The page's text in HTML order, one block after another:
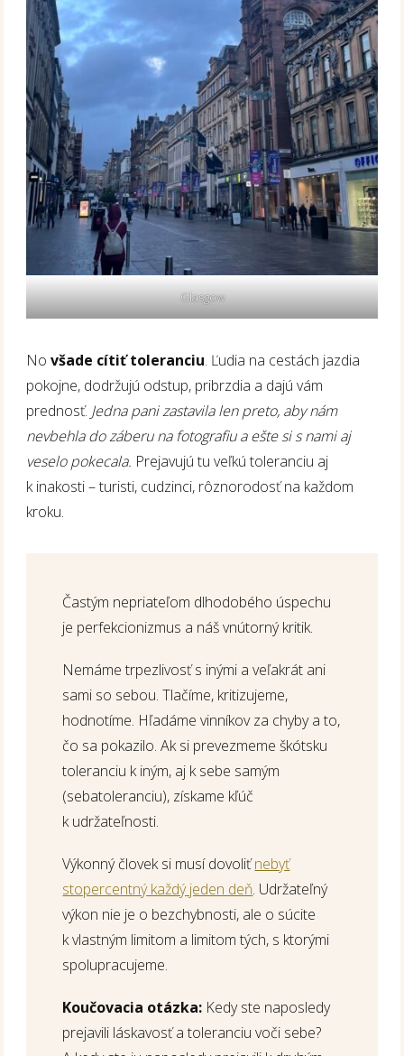
Glasgow
Novšade cítiť toleranciu. Ľudia na cestách jazdia
pokojne, dodržujú odstup, pribrzdia a dajú vám
prednosť. Jedna pani zastavila len preto, aby nám
nevbehla do záberu na fotografiu a ešte si s nami aj
veselo pokecala. Prejavujú tu veľkú toleranciu aj
k inakosti – turisti, cudzinci, rôznorodosť na každom
kroku.
Častým nepriateľom dlhodobého úspechu
je perfekcionizmus a náš vnútorný kritik.
Nemáme trpezlivosť s inými a veľakrát ani
sami so sebou. Tlačíme, kritizujeme,
hodnotíme. Hľadáme vinníkov za chyby a to,
čo sa pokazilo. Ak si prevezmeme škótsku
toleranciu k iným, aj k sebe samým
(sebatoleranciu), získame kľúč
k udržateľnosti.
Výkonný človek si musí dovoliťnebyť
stopercentný každý jeden deň. Udržateľný
výkon nie je o bezchybnosti, ale o súcite
k vlastným limitom a limitom tých, s ktorými
spolupracujeme.
Koučovacia otázka: Kedy ste naposledy
prejavili láskavosť a toleranciu voči sebe?